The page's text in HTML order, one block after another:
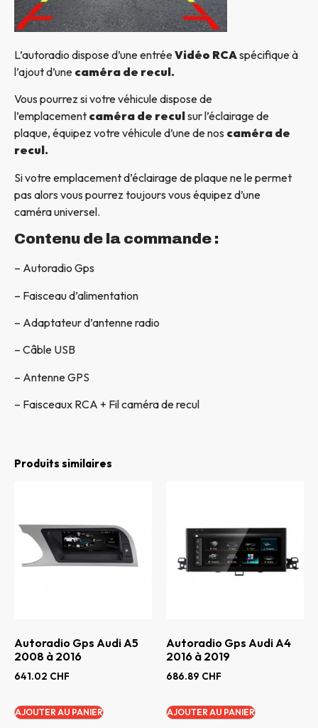
L’autoradio dispose d’une entréeVidéo RCAspécifique à
l’ajout d’une caméra de recul.
Vous pourrez si votre véhicule dispose de
l’emplacement caméra de reculsur l’éclairage de
plaque, équipez votre véhicule d’une de nos caméra de
recul.
Si votre emplacement d’éclairage de plaque ne le permet
pas alors vous pourrez toujours vous équipez d’une
caméra universel.
Contenu de la commande :
– Autoradio Gps
– Faisceau d’alimentation
– Adaptateur d’antenne radio
– Câble USB
– Antenne GPS
– Faisceaux RCA + Fil caméra de recul
Produits similaires
Autoradio Gps Audi A5
2008 à 2016
641.02 CHF
AJOUTER AU PANIER
Autoradio Gps Audi A4
2016 à 2019
686.89 CHF
AJOUTER AU PANIER